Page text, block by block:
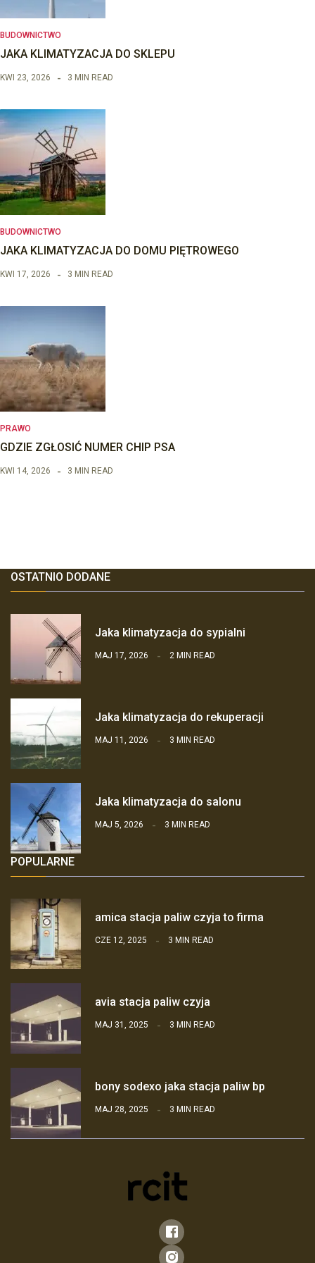
BUDOWNICTWO
JAKA KLIMATYZACJA DO SKLEPU
KWI 23, 2026 3 MIN READ
BUDOWNICTWO
JAKA KLIMATYZACJA DO DOMU PIĘTROWEGO
KWI 17, 2026 3 MIN READ
PRAWO
GDZIE ZGŁOSIĆ NUMER CHIP PSA
KWI 14, 2026 3 MIN READ
OSTATNIO DODANE
Jaka klimatyzacja do sypialni
MAJ 17, 2026 2 MIN READ
Jaka klimatyzacja do rekuperacji
MAJ 11, 2026 3 MIN READ
Jaka klimatyzacja do salonu
MAJ 5, 2026 3 MIN READ
POPULARNE
amica stacja paliw czyja to firma
CZE 12, 2025 3 MIN READ
avia stacja paliw czyja
MAJ 31, 2025 3 MIN READ
bony sodexo jaka stacja paliw bp
MAJ 28, 2025 3 MIN READ